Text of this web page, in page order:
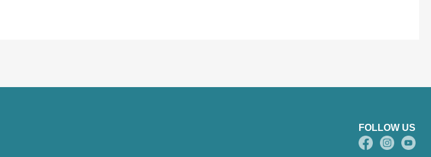
FOLLOW US